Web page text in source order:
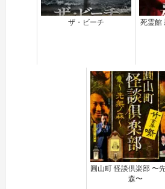
ザ・ビーチ
死霊館
圓山町 怪談倶楽部 〜
森〜